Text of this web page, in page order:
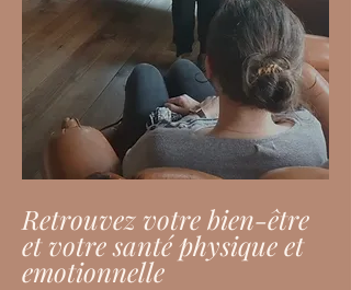
Retrouvez votre bien-être
et votre santé physique et
emotionnelle